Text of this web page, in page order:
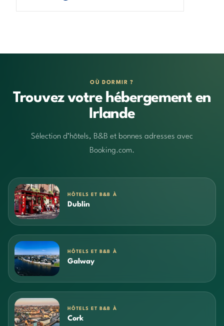
OÙ DORMIR ?
Trouvez votre hébergement en
Irlande
Sélection d’hôtels, B&B et bonnes adresses avec
Booking.com.
HÔTELS ET B&B À
Dublin
HÔTELS ET B&B À
Galway
HÔTELS ET B&B À
Cork